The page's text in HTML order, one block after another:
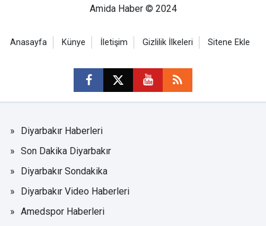
Amida Haber © 2024
Anasayfa Künye İletişim Gizlilik İlkeleri Sitene Ekle
Diyarbakır Haberleri
Son Dakika Diyarbakır
Diyarbakır Sondakika
Diyarbakır Video Haberleri
Amedspor Haberleri